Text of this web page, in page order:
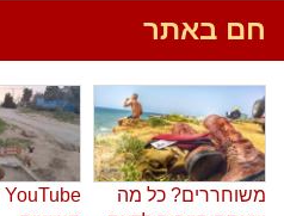
חם באתר
משוחררים? כל מה